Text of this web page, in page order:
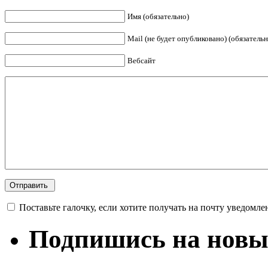
Имя (обязательно)
Mail (не будет опубликовано)
Вебсайт
Поставьте галочку, если хотите получать на почту
Подпишись на